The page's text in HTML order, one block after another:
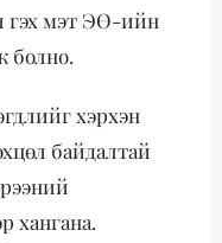
гэх мэт ЭӨ-ийн
болно.
хэрхэн
байдалтай
хангана.